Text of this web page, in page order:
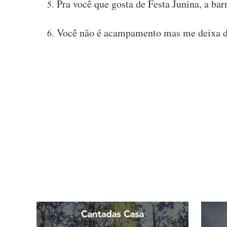
Pra você que gosta de Festa Junina, a
Você não é acampamento mas me deixa